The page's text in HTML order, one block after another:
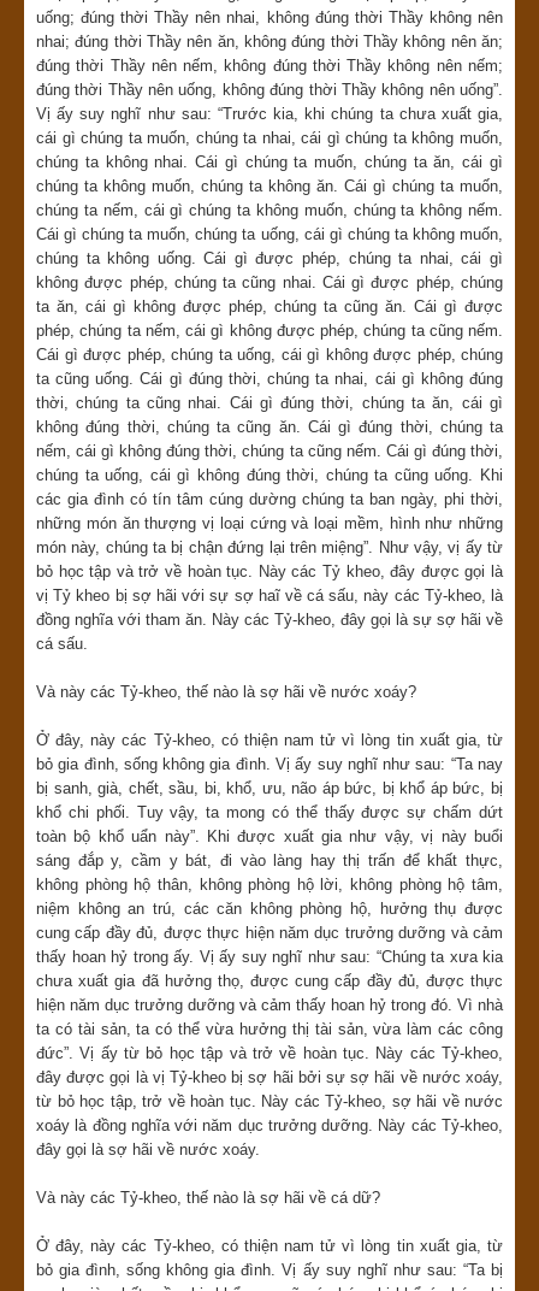
uống; đúng thời Thầy nên nhai, không đúng thời Thầy không nên
nhai; đúng thời Thầy nên ăn, không đúng thời Thầy không nên ăn;
đúng thời Thầy nên nếm, không đúng thời Thầy không nên nếm;
đúng thời Thầy nên uống, không đúng thời Thầy không nên uống”.
Vị ấy suy nghĩ như sau: “Trước kia, khi chúng ta chưa xuất gia,
cái gì chúng ta muốn, chúng ta nhai, cái gì chúng ta không muốn,
chúng ta không nhai. Cái gì chúng ta muốn, chúng ta ăn, cái gì
chúng ta không muốn, chúng ta không ăn. Cái gì chúng ta muốn,
chúng ta nếm, cái gì chúng ta không muốn, chúng ta không nếm.
Cái gì chúng ta muốn, chúng ta uống, cái gì chúng ta không muốn,
chúng ta không uống. Cái gì được phép, chúng ta nhai, cái gì
không được phép, chúng ta cũng nhai. Cái gì được phép, chúng
ta ăn, cái gì không được phép, chúng ta cũng ăn. Cái gì được
phép, chúng ta nếm, cái gì không được phép, chúng ta cũng nếm.
Cái gì được phép, chúng ta uống, cái gì không được phép, chúng
ta cũng uống. Cái gì đúng thời, chúng ta nhai, cái gì không đúng
thời, chúng ta cũng nhai. Cái gì đúng thời, chúng ta ăn, cái gì
không đúng thời, chúng ta cũng ăn. Cái gì đúng thời, chúng ta
nếm, cái gì không đúng thời, chúng ta cũng nếm. Cái gì đúng thời,
chúng ta uống, cái gì không đúng thời, chúng ta cũng uống. Khi
các gia đình có tín tâm cúng dường chúng ta ban ngày, phi thời,
những món ăn thượng vị loại cứng và loại mềm, hình như những
món này, chúng ta bị chận đứng lại trên miệng”. Như vậy, vị ấy từ
bỏ học tập và trở về hoàn tục. Này các Tỷ kheo, đây được gọi là
vị Tỷ kheo bị sợ hãi với sự sợ haĩ về cá sấu, này các Tỷ-kheo, là
đồng nghĩa với tham ăn. Này các Tỷ-kheo, đây gọi là sự sợ hãi về
cá sấu.
Và này các Tỷ-kheo, thế nào là sợ hãi về nước xoáy?
Ở đây, này các Tỷ-kheo, có thiện nam tử vì lòng tin xuất gia, từ
bỏ gia đình, sống không gia đình. Vị ấy suy nghĩ như sau: “Ta nay
bị sanh, già, chết, sầu, bi, khổ, ưu, não áp bức, bị khổ áp bức, bị
khổ chi phối. Tuy vậy, ta mong có thể thấy được sự chấm dứt
toàn bộ khổ uẩn này”. Khi được xuất gia như vậy, vị này buổi
sáng đắp y, cầm y bát, đi vào làng hay thị trấn để khất thực,
không phòng hộ thân, không phòng hộ lời, không phòng hộ tâm,
niệm không an trú, các căn không phòng hộ, hưởng thụ được
cung cấp đầy đủ, được thực hiện năm dục trưởng dưỡng và cảm
thấy hoan hỷ trong ấy. Vị ấy suy nghĩ như sau: “Chúng ta xưa kia
chưa xuất gia đã hưởng thọ, được cung cấp đầy đủ, được thực
hiện năm dục trưởng dưỡng và cảm thấy hoan hỷ trong đó. Vì nhà
ta có tài sản, ta có thể vừa hưởng thị tài sản, vừa làm các công
đức”. Vị ấy từ bỏ học tập và trở về hoàn tục. Này các Tỷ-kheo,
đây được gọi là vị Tỷ-kheo bị sợ hãi bởi sự sợ hãi về nước xoáy,
từ bỏ học tập, trở về hoàn tục. Này các Tỷ-kheo, sợ hãi về nước
xoáy là đồng nghĩa với năm dục trưởng dưỡng. Này các Tỷ-kheo,
đây gọi là sợ hãi về nước xoáy.
Và này các Tỷ-kheo, thế nào là sợ hãi về cá dữ?
Ở đây, này các Tỷ-kheo, có thiện nam tử vì lòng tin xuất gia, từ
bỏ gia đình, sống không gia đình. Vị ấy suy nghĩ như sau: “Ta bị